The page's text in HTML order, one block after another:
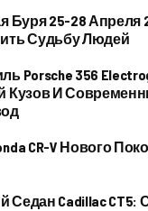
Буря 25-28 Апреля
Судьбу Людей
Porsche 356
Кузов И
CR-V Нового
Cadillac CT5: